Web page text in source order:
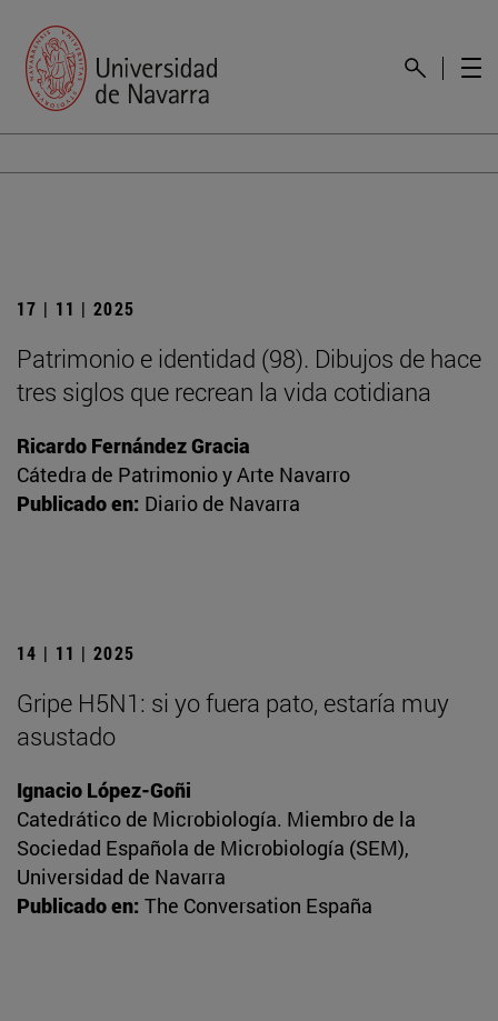
17 | 11 | 2025
Patrimonio e identidad (98). Dibujos de hace
tres siglos que recrean la vida cotidiana
Ricardo Fernández Gracia
Cátedra de Patrimonio y Arte Navarro
Publicado en: Diario de Navarra
14 | 11 | 2025
Gripe H5N1: si yo fuera pato, estaría muy
asustado
Ignacio López-Goñi
Catedrático de Microbiología. Miembro de la
Sociedad Española de Microbiología (SEM),
Universidad de Navarra
Publicado en: The Conversation España